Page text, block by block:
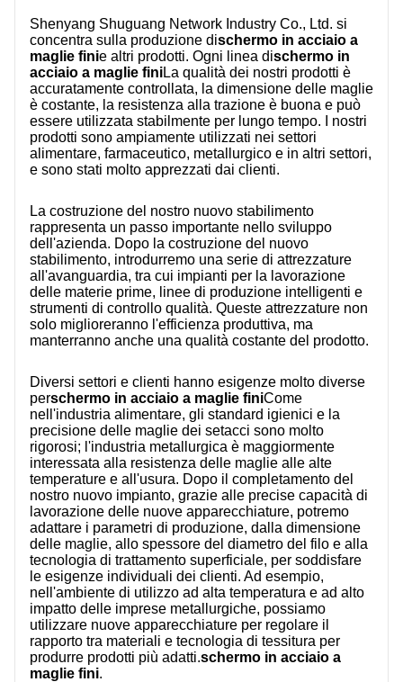
RIGUARDO A NOI
Shenyang Shuguang Network Industry Co., Ltd. si
concentra sulla produzione dischermo in acciaio a
maglie finie altri prodotti. Ogni linea dischermo in
acciaio a maglie finiLa qualità dei nostri prodotti è
accuratamente controllata, la dimensione delle maglie
è costante, la resistenza alla trazione è buona e può
essere utilizzata stabilmente per lungo tempo. I nostri
prodotti sono ampiamente utilizzati nei settori
alimentare, farmaceutico, metallurgico e in altri settori,
e sono stati molto apprezzati dai clienti.
La costruzione del nostro nuovo stabilimento
rappresenta un passo importante nello sviluppo
dell'azienda. Dopo la costruzione del nuovo
stabilimento, introdurremo una serie di attrezzature
all'avanguardia, tra cui impianti per la lavorazione
delle materie prime, linee di produzione intelligenti e
strumenti di controllo qualità. Queste attrezzature non
solo miglioreranno l'efficienza produttiva, ma
manterranno anche una qualità costante del prodotto.
Diversi settori e clienti hanno esigenze molto diverse
perschermo in acciaio a maglie finiCome
nell'industria alimentare, gli standard igienici e la
precisione delle maglie dei setacci sono molto
rigorosi; l'industria metallurgica è maggiormente
interessata alla resistenza delle maglie alle alte
temperature e all'usura. Dopo il completamento del
nostro nuovo impianto, grazie alle precise capacità di
lavorazione delle nuove apparecchiature, potremo
adattare i parametri di produzione, dalla dimensione
delle maglie, allo spessore del diametro del filo e alla
tecnologia di trattamento superficiale, per soddisfare
le esigenze individuali dei clienti. Ad esempio,
nell'ambiente di utilizzo ad alta temperatura e ad alto
impatto delle imprese metallurgiche, possiamo
utilizzare nuove apparecchiature per regolare il
rapporto tra materiali e tecnologia di tessitura per
produrre prodotti più adatti.schermo in acciaio a
maglie fini.